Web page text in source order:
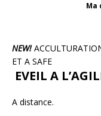
Ma
NEW!
ET A SAFE
EVEIL A
A distance.